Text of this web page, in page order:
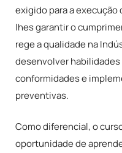
exigido para a
lhes garantir o
rege a qualidade na
desenvolver habilidades
conformidades e
preventivas.
Como diferencial, o
oportunidade de